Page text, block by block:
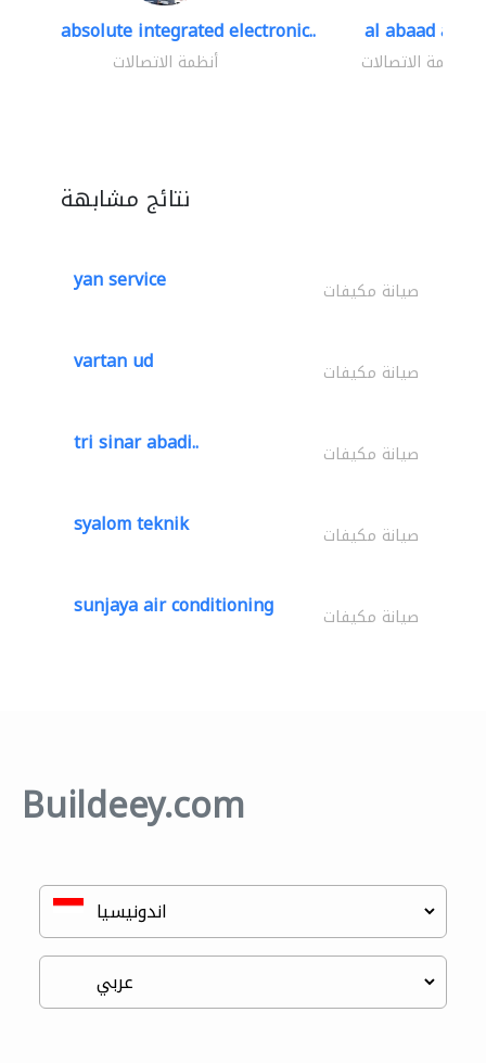
absolute integrated electronic..
أنظمة الاتصالات
al abaad al..
أنظمة الاتصالات
نتائج مشابهة
yan service صيانة مكيفات
vartan ud صيانة مكيفات
tri sinar abadi.. صيانة مكيفات
syalom teknik صيانة مكيفات
sunjaya air conditioning صيانة مكيفات
Buildeey.com